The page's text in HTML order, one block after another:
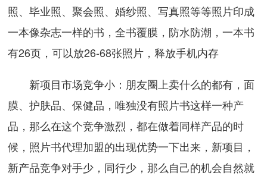
照、毕业照、聚会照、婚纱照、写真照等等照片印成
一本像杂志一样的书，全书覆膜，防水防潮，一本书
有26页，可以放26-68张照片，释放手机内存
新项目市场竞争小：朋友圈上卖什么的都有，面
膜、护肤品、保健品，唯独没有照片书这样一种产
品，那么在这个竞争激烈，都在做着同样产品的时
候，照片书代理加盟的出现优势一下出来，新项目，
新产品竞争对手少，同行少，那么自己的机会自然就